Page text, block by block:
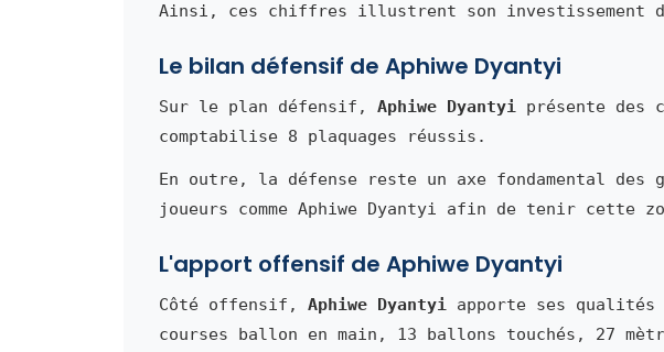
Ainsi, ces chiffres illustrent son investissement
Le bilan défensif de Aphiwe Dyantyi
Sur le plan défensif, Aphiwe Dyantyi présente des
comptabilise 8 plaquages réussis.
En outre, la défense reste un axe fondamental des
joueurs comme Aphiwe Dyantyi afin de tenir cette
L'apport offensif de Aphiwe Dyantyi
Côté offensif, Aphiwe Dyantyi apporte ses
courses ballon en main, 13 ballons touchés, 27